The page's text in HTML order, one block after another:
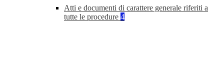
Atti e documenti di carattere generale riferiti a
tutte le procedure 4